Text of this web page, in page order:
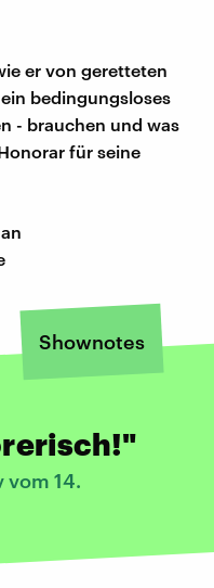
er von geretteten
bedingungsloses
- brauchen und was
für seine
Shownotes
vom 14.